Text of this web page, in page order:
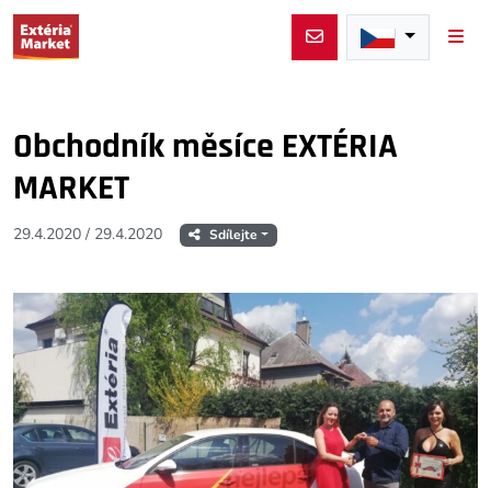
Obchodník měsíce EXTÉRIA
MARKET
29.4.2020 / 29.4.2020 Sdílejte